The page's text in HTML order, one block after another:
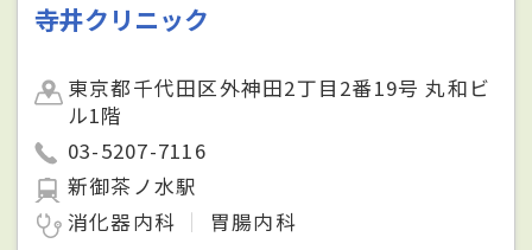
寺井クリニック
東京都千代田区外神田2丁目2番19号 丸和ビ
ル1階
03-5207-7116
新御茶ノ水駅
消化器内科
胃腸内科